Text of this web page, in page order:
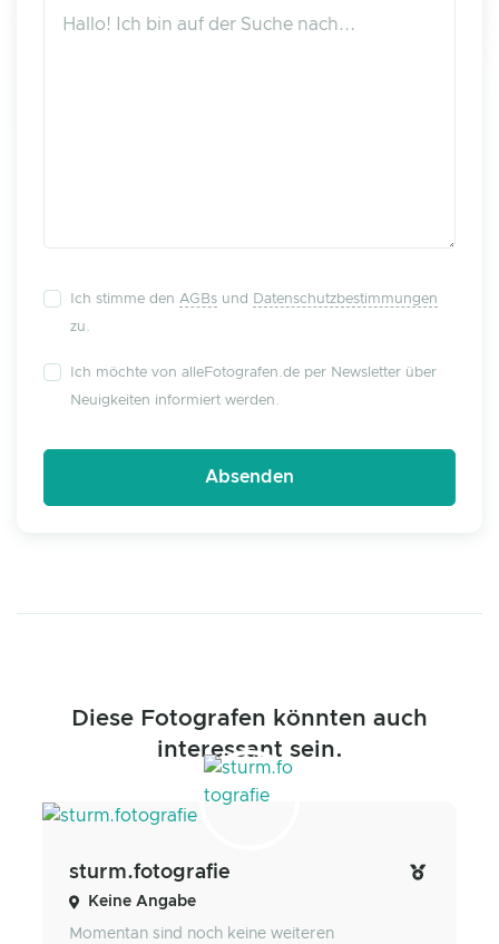
Ich stimme den AGBs und
Datenschutzbestimmungen
zu.
Ich möchte von alleFotografen.de per Newsletter über
Neuigkeiten informiert werden.
Diese Fotografen könnten auch
interessant sein.
sturm.fotografie
Keine Angabe
Momentan sind noch keine weiteren